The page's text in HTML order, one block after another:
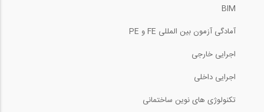
39:16
BIM
آمادگی آزمون بین المللی FE و PE
اجرایی خارجی
اجرایی داخلی
تکنولوژی های نوین ساختمانی